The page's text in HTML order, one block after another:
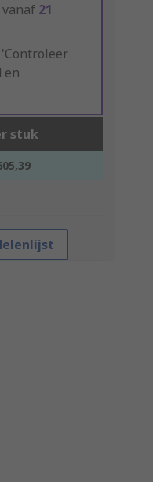
21
en
stuk